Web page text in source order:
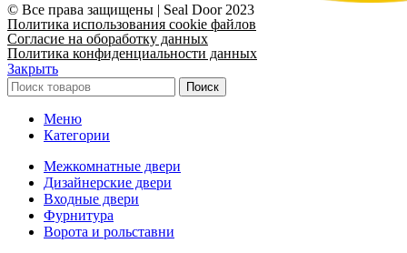
© Все права защищены | Seal Door 2023
Политика использования cookie файлов
Согласие на обоработку данных
Политика конфиденциальности данных
Закрыть
Поиск
Меню
Категории
Межкомнатные двери
Дизайнерские двери
Входные двери
Фурнитура
Ворота и рольставни